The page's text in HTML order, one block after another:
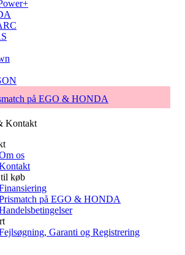
på EGO & HONDA
Kontakt
os
køb
på EGO & HONDA
Garanti og Registrering